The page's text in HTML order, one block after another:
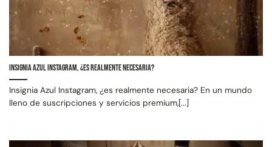
Insignia Azul Instagram, ¿es realmente necesaria?
Insignia Azul Instagram, ¿es realmente necesaria? En un mundo
lleno de suscripciones y servicios premium,[...]